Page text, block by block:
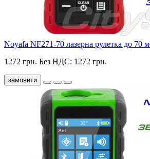
Noyafa NF271-70 лазерна рулетка до 70
1272 грн. Без НДС: 1272 грн.
замовити